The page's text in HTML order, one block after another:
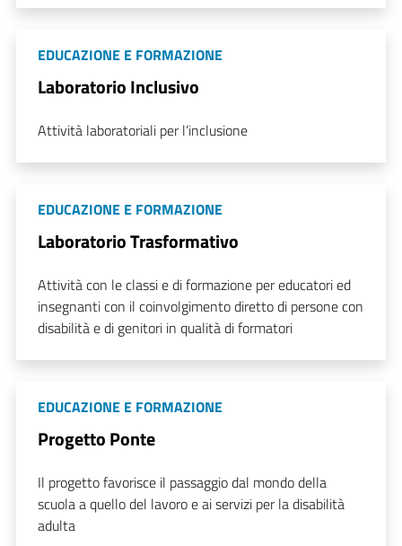
EDUCAZIONE E FORMAZIONE
Laboratorio Inclusivo
Attività laboratoriali per l’inclusione
EDUCAZIONE E FORMAZIONE
Laboratorio Trasformativo
Attività con le classi e di formazione per educatori ed
insegnanti con il coinvolgimento diretto di persone con
disabilità e di genitori in qualità di formatori
EDUCAZIONE E FORMAZIONE
Progetto Ponte
Il progetto favorisce il passaggio dal mondo della
scuola a quello del lavoro e ai servizi per la disabilità
adulta